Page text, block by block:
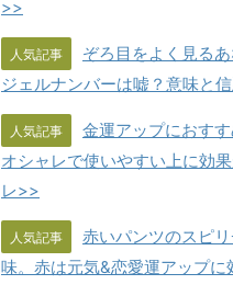
>>
人気記事
ぞろ目をよく見る
ジェルナンバーは嘘？意味と
人気記事
金運アップにおすす
オシャレで使いやすい上に効
レ>>
人気記事
赤いパンツのスピ
味。赤は元気&恋愛運アップ